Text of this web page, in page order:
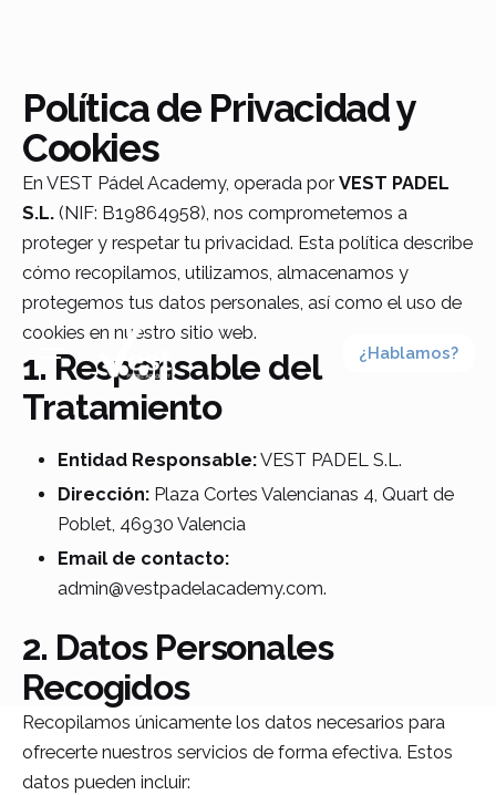
¿Hablamos?
Política de Privacidad y
Cookies
En VEST Pádel Academy, operada porVEST PADEL
S.L. (NIF: B19864958), nos comprometemos a
proteger y respetar tu privacidad. Esta política describe
cómo recopilamos, utilizamos, almacenamos y
protegemos tus datos personales, así como el uso de
cookies en nuestro sitio web.
1. Responsable del
Tratamiento
Entidad Responsable:VEST PADEL S.L.
Dirección: Plaza Cortes Valencianas 4, Quart de
Poblet, 46930 Valencia
Email de contacto:
admin@vestpadelacademy.com.
2. Datos Personales
Recogidos
Recopilamos únicamente los datos necesarios para
ofrecerte nuestros servicios de forma efectiva. Estos
datos pueden incluir: